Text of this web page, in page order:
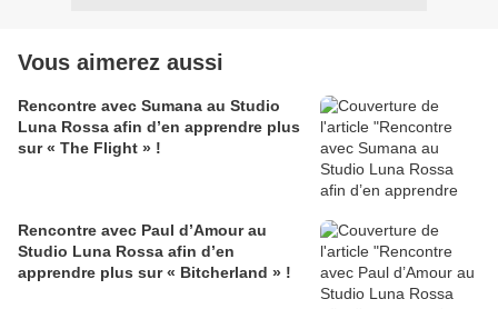
Vous aimerez aussi
Rencontre avec Sumana au Studio
Luna Rossa afin d’en apprendre plus
sur « The Flight » !
Rencontre avec Paul d’Amour au
Studio Luna Rossa afin d’en
apprendre plus sur « Bitcherland » !